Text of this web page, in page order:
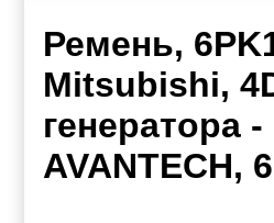
Ремень,
Mitsubishi,
генератора -
AVANTECH,